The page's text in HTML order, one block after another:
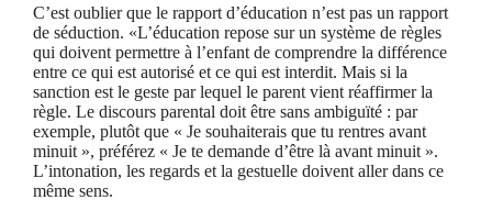
C’est oublier que le rapport d’éducation n’est pas un rapport
de séduction. «L’éducation repose sur un système de règles
qui doivent permettre à l’enfant de comprendre la différence
entre ce qui est autorisé et ce qui est interdit. Mais si la
sanction est le geste par lequel le parent vient réaffirmer la
règle. Le discours parental doit être sans ambiguïté : par
exemple, plutôt que « Je souhaiterais que tu rentres avant
minuit », préférez « Je te demande d’être là avant minuit ».
L’intonation, les regards et la gestuelle doivent aller dans ce
même sens.